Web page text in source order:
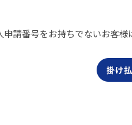
申請番号をお持ちでないお客様